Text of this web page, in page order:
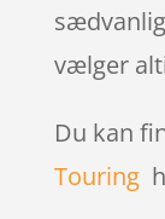
vælger
Du kan
Touring